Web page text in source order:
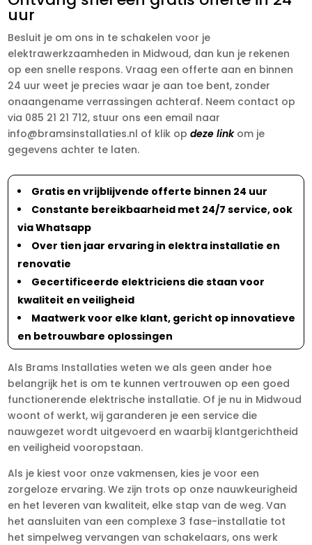
uur
Besluit je om ons in te schakelen voor je
elektrawerkzaamheden in Midwoud, dan kun je rekenen
op een snelle respons. Vraag een offerte aan en binnen
24 uur weet je precies waar je aan toe bent, zonder
onaangename verrassingen achteraf. Neem contact op
via 085 21 21 712, stuur ons een email naar
info@bramsinstallaties.nl of klik opdeze linkom je
gegevens achter te laten.
Gratis en vrijblijvende offerte binnen 24 uur
Constante bereikbaarheid met 24/7 service, ook
via Whatsapp
Over tien jaar ervaring in elektra installatie en
renovatie
Gecertificeerde elektriciens die staan voor
kwaliteit en veiligheid
Maatwerk voor elke klant, gericht op innovatieve
en betrouwbare oplossingen
Als Brams Installaties weten we als geen ander hoe
belangrijk het is om te kunnen vertrouwen op een goed
functionerende elektrische installatie. Of je nu in Midwoud
woont of werkt, wij garanderen je een service die
nauwgezet wordt uitgevoerd en waarbij klantgerichtheid
en veiligheid vooropstaan.
Als je kiest voor onze vakmensen, kies je voor een
zorgeloze ervaring. We zijn trots op onze nauwkeurigheid
en het leveren van kwaliteit, elke stap van de weg. Van
het aansluiten van een complexe 3 fase-installatie tot
het simpelweg vervangen van schakelaars, ons werk